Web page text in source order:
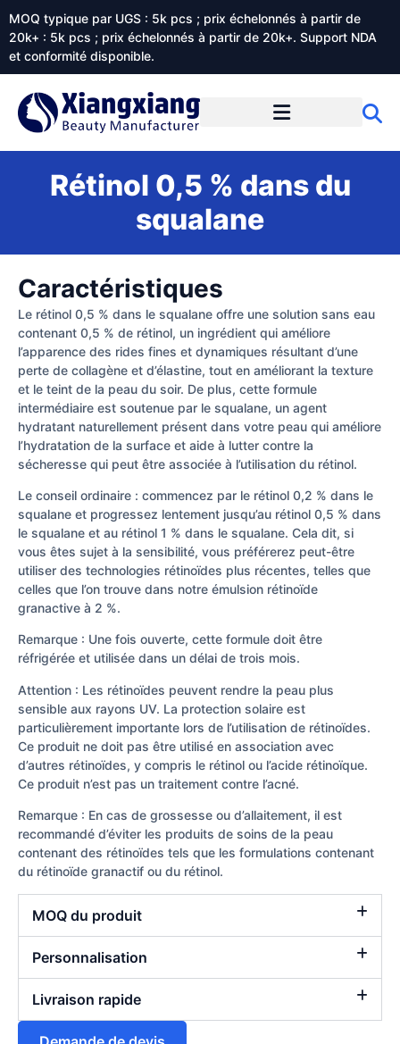
MOQ typique par UGS : 5k pcs ; prix échelonnés à partir de
20k+ : 5k pcs ; prix échelonnés à partir de 20k+. Support NDA
et conformité disponible.
Rétinol 0,5 % dans du
squalane
Caractéristiques
Le rétinol 0,5 % dans le squalane offre une solution sans eau
contenant 0,5 % de rétinol, un ingrédient qui améliore
l’apparence des rides fines et dynamiques résultant d’une
perte de collagène et d’élastine, tout en améliorant la texture
et le teint de la peau du soir. De plus, cette formule
intermédiaire est soutenue par le squalane, un agent
hydratant naturellement présent dans votre peau qui améliore
l’hydratation de la surface et aide à lutter contre la
sécheresse qui peut être associée à l’utilisation du rétinol.
Le conseil ordinaire : commencez par le rétinol 0,2 % dans le
squalane et progressez lentement jusqu’au rétinol 0,5 % dans
le squalane et au rétinol 1 % dans le squalane. Cela dit, si
vous êtes sujet à la sensibilité, vous préférerez peut-être
utiliser des technologies rétinoïdes plus récentes, telles que
celles que l’on trouve dans notre émulsion rétinoïde
granactive à 2 %.
Remarque : Une fois ouverte, cette formule doit être
réfrigérée et utilisée dans un délai de trois mois.
Attention : Les rétinoïdes peuvent rendre la peau plus
sensible aux rayons UV. La protection solaire est
particulièrement importante lors de l’utilisation de rétinoïdes.
Ce produit ne doit pas être utilisé en association avec
d’autres rétinoïdes, y compris le rétinol ou l’acide rétinoïque.
Ce produit n’est pas un traitement contre l’acné.
Remarque : En cas de grossesse ou d’allaitement, il est
recommandé d’éviter les produits de soins de la peau
contenant des rétinoïdes tels que les formulations contenant
du rétinoïde granactif ou du rétinol.
MOQ du produit
Personnalisation
Livraison rapide